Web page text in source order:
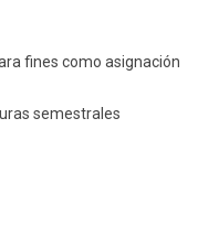
fines como asignación
semestrales